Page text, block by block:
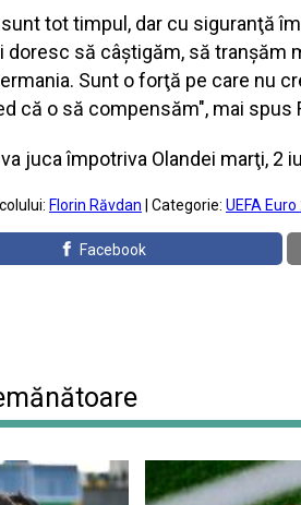
tot timpul, dar cu siguranţă
doresc să câştigăm, să tranşăm
Sunt o forţă pe care nu
că o să compensăm", mai spus
juca împotriva Olandei marţi, 2
Florin Răvdan | Categorie: UEFA
Facebook